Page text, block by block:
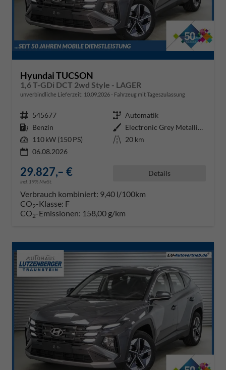
Hyundai TUCSON
1,6 T-GDi DCT 2wd Style - LAGER
unverbindliche Lieferzeit: 10.09.2026 Fahrzeug mit Tageszulassung
Fahrzeugnr. 545677 Getriebe Automatik
Kraftstoff Benzin Außenfarbe
Electronic Grey Metallic ()
Leistung 110 kW (150 PS) Kilometerstand 20 km
06.08.2026
29.827,– €
incl. 19% MwSt.
Details
Verbrauch kombiniert: 9,40 l/100km
CO2-Klasse: F
CO2-Emissionen: 158,00 g/km